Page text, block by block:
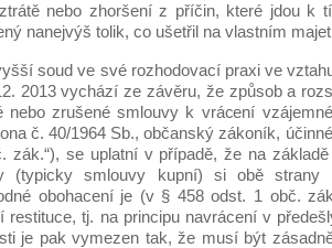
nebo zhoršení z příčin, které jdou k
nanejvýš tolik, co ušetřil na vlastním
soud ve své rozhodovací praxi ve
2013 vychází ze závěru, že způsob a
nebo zrušené smlouvy k vrácení
č. 40/1964 Sb., občanský zákoník,
zák.“), se uplatní v případě, že na
(typicky smlouvy kupní) si obě strany
obohacení je (v § 458 odst. 1 obč.
restituce, tj. na principu navrácení v
je pak vymezen tak, že musí být